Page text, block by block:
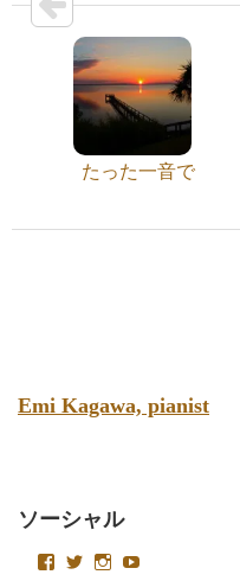
たった一音で
Emi Kagawa, pianist
ソーシャル
emikagawapianist
Velvetysound
Velvetysound